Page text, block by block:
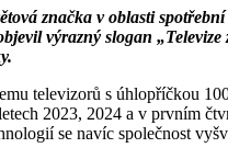
značka v oblasti
výrazný slogan
televizorů s úhlopříčkou
2023, 2024 a v prvním
se navíc společnost